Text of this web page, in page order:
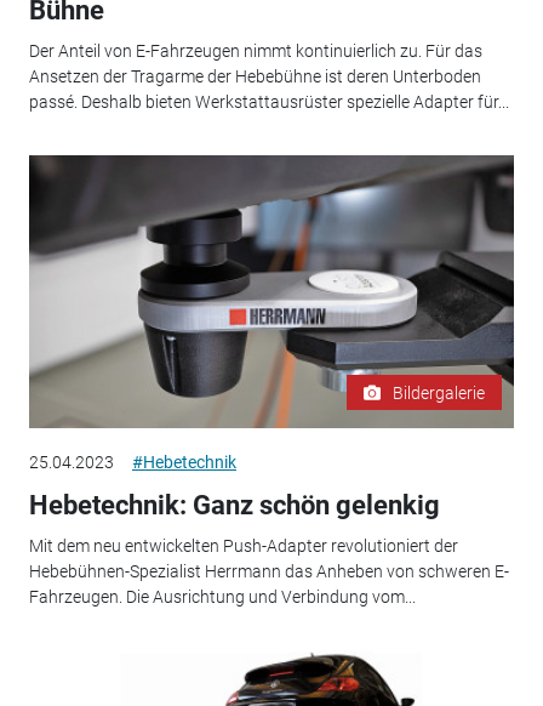
Bühne
Der Anteil von E-Fahrzeugen nimmt kontinuierlich zu. Für das
Ansetzen der Tragarme der Hebebühne ist deren Unterboden
passé. Deshalb bieten Werkstattausrüster spezielle Adapter für...
Bildergalerie
25.04.2023 #Hebetechnik
Hebetechnik: Ganz schön gelenkig
Mit dem neu entwickelten Push-Adapter revolutioniert der
Hebebühnen-Spezialist Herrmann das Anheben von schweren E-
Fahrzeugen. Die Ausrichtung und Verbindung vom...